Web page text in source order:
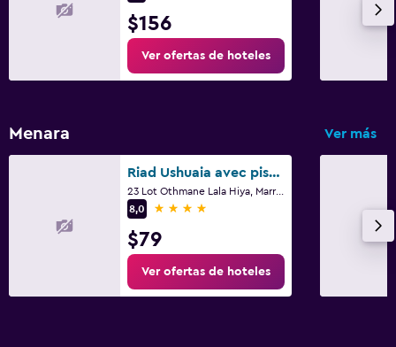
$156
Ver ofertas de hoteles
Menara Ver más
Riad Ushuaia avec piscine - Centre Marrakech
23 Lot Othmane Lala Hiya, Marrakech
8,0
4 estrellas
$79
Ver ofertas de hoteles